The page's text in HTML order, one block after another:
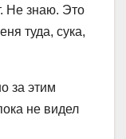
Не знаю. Это
туда, сука,
за этим
не видел